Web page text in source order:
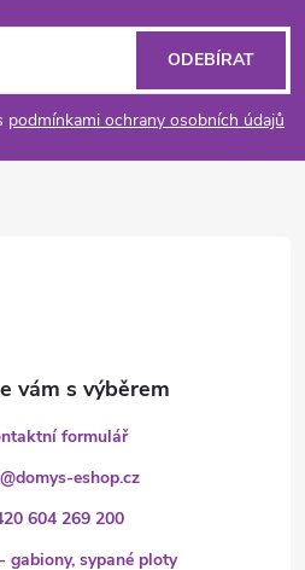
podmínkami ochrany osobních údajů
ODEBÍRAT
formulář
@domys-eshop.cz
604 269 200
gabiony, sypané ploty